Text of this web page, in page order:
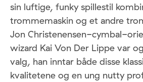
sin luftige, funky spillestil
trommemaskin og et andre
Jon Christenensen-cymbal-
wizard Kai Von Der Lippe var
valg, han inntar både disse
kvalitetene og en ung nutty